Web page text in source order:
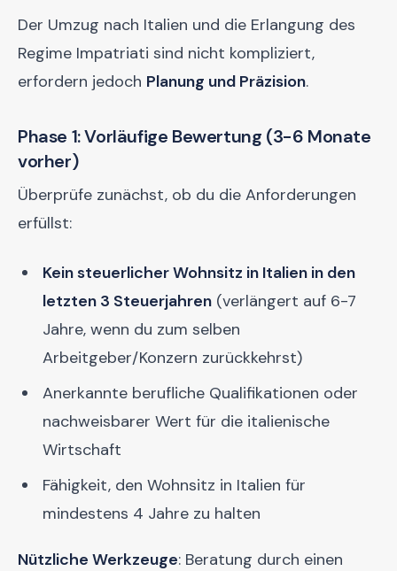
Der Umzug nach Italien und die Erlangung des
Regime Impatriati sind nicht kompliziert,
erfordern jedoch Planung und Präzision.
Phase 1: Vorläufige Bewertung (3-6 Monate
vorher)
Überprüfe zunächst, ob du die Anforderungen
erfüllst:
Kein steuerlicher Wohnsitz in Italien in den
letzten 3 Steuerjahren (verlängert auf 6-7
Jahre, wenn du zum selben
Arbeitgeber/Konzern zurückkehrst)
Anerkannte berufliche Qualifikationen oder
nachweisbarer Wert für die italienische
Wirtschaft
Fähigkeit, den Wohnsitz in Italien für
mindestens 4 Jahre zu halten
Nützliche Werkzeuge: Beratung durch einen